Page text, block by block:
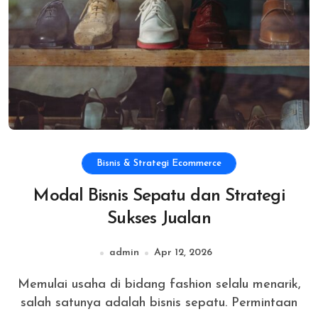
Bisnis & Strategi Ecommerce
Modal Bisnis Sepatu dan Strategi
Sukses Jualan
admin Apr 12, 2026
Memulai usaha di bidang fashion selalu menarik,
salah satunya adalah bisnis sepatu. Permintaan